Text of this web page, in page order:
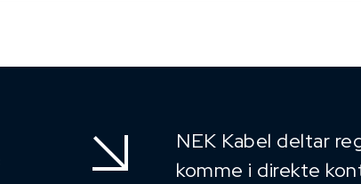
NEK Kabel deltar
komme i direkte